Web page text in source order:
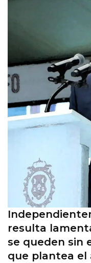
resulta
se queden sin
que plantea el